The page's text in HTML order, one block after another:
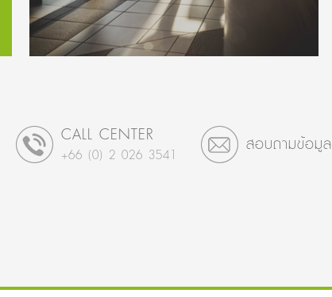
CALL CENTER
+66 (0) 2 026 3541 สอบถามข้อมูล